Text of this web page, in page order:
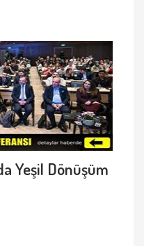
Yeşil Dönüşüm